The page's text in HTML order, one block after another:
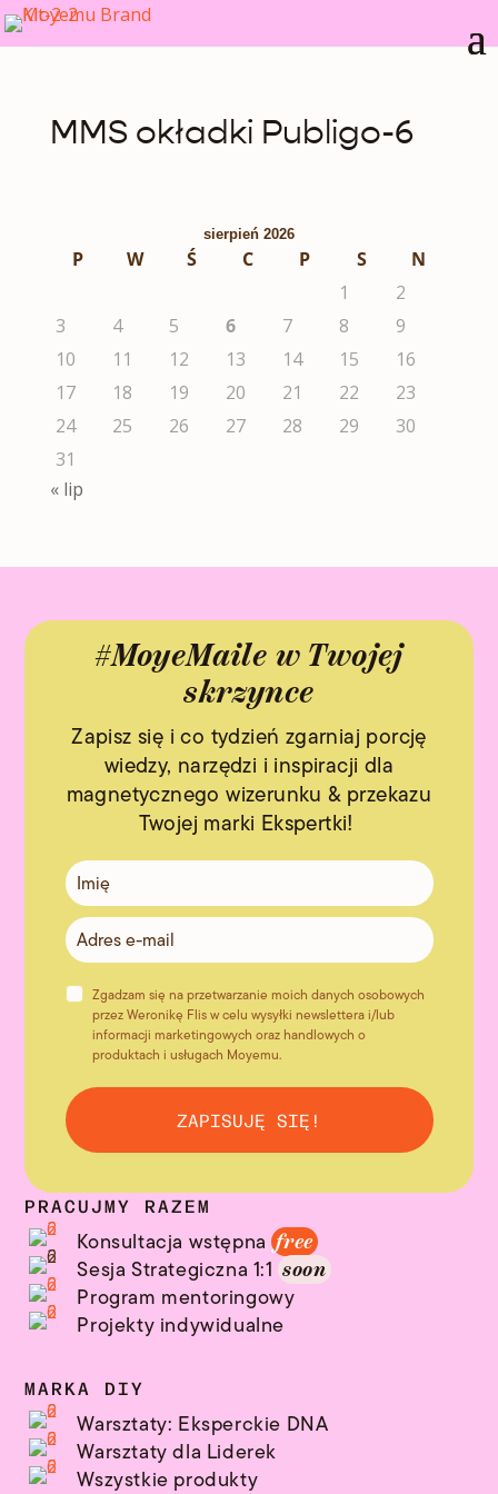
MMS okładki Publigo-6
sierpień 2026
P W Ś C P S
N
1
2
3
4 5 6 7 8
9
10
11 12 13 14 15
16
17
18 19 20 21 22
23
24
25 26 27 28 29
30
31
« lip
#MoyeMaile w Twojej
skrzynce
Zapisz się i co tydzień zgarniaj porcję
wiedzy, narzędzi i inspiracji dla
magnetycznego wizerunku & przekazu
Twojej marki Ekspertki!
Zgadzam się na przetwarzanie moich danych osobowych
przez Weronikę Flis w celu wysyłki newslettera i/lub
informacji marketingowych oraz handlowych o
produktach i usługach Moyemu.
ZAPISUJĘ SIĘ!
PRACUJMY RAZEM
Konsultacja wstępnafree
Sesja Strategiczna 1:1soon
Program mentoringowy
Projekty indywidualne
MARKA DIY
Warsztaty: Eksperckie DNA
Warsztaty dla Liderek
Wszystkie produkty